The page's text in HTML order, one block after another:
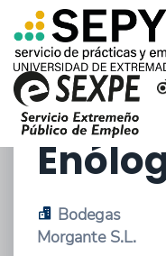
29/09/2025 -
Bodegas
Morgante S.L.